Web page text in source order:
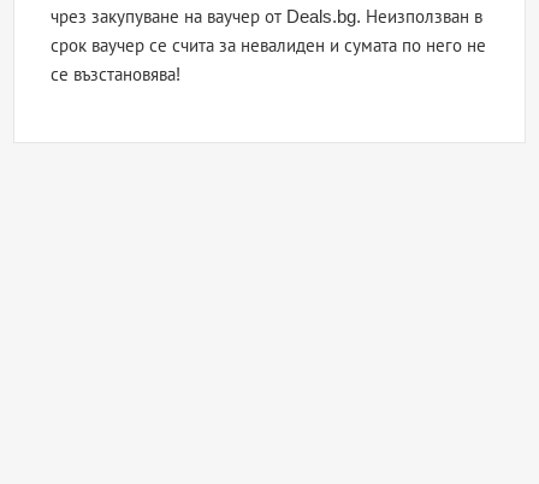
чрез закупуване на ваучер от Deals.bg. Неизползван в
срок ваучер се счита за невалиден и сумата по него не
се възстановява!